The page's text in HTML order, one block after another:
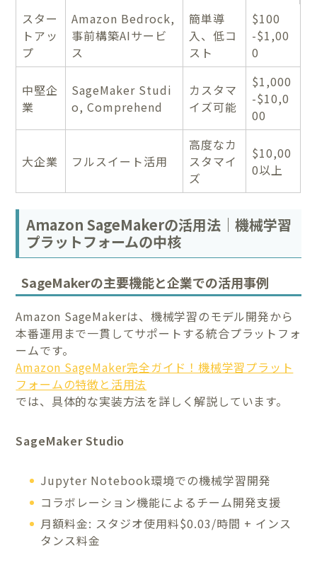
スター
トアッ
プ
Amazon Bedrock,
事前構築AIサービ
ス
簡単導
入、低コ
スト
$100
-$1,00
0
中堅企
業
SageMaker Studi
o, Comprehend
カスタマ
イズ可能
$1,000
-$10,0
00
大企業 フルスイート活用
高度なカ
スタマイ
ズ
$10,00
0以上
Amazon SageMakerの活用法｜機械学習
プラットフォームの中核
SageMakerの主要機能と企業での活用事例
Amazon SageMakerは、機械学習のモデル開発から
本番運用まで一貫してサポートする統合プラットフォ
ームです。
Amazon SageMaker完全ガイド！機械学習プラット
フォームの特徴と活用法
では、具体的な実装方法を詳しく解説しています。
SageMaker Studio
Jupyter Notebook環境での機械学習開発
コラボレーション機能によるチーム開発支援
月額料金: スタジオ使用料$0.03/時間 + インス
タンス料金